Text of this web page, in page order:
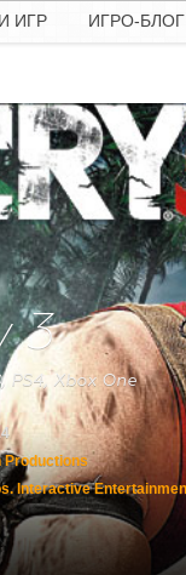
ИГР ИГРО-
3
PS4, Xbox One
Productions
Interactive